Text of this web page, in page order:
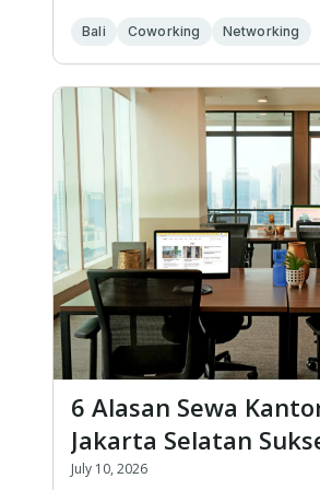
Bali Coworking Networking
6 Alasan Sewa
Jakarta Selatan
Mendukung Ekspansi
July 10, 2026